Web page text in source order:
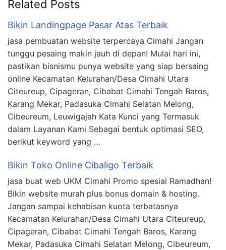
Related Posts
Bikin Landingpage Pasar Atas Terbaik
jasa pembuatan website terpercaya Cimahi Jangan
tunggu pesaing makin jauh di depan! Mulai hari ini,
pastikan bisnismu punya website yang siap bersaing
online Kecamatan Kelurahan/Desa Cimahi Utara
Citeureup, Cipageran, Cibabat Cimahi Tengah Baros,
Karang Mekar, Padasuka Cimahi Selatan Melong,
Cibeureum, Leuwigajah Kata Kunci yang Termasuk
dalam Layanan Kami Sebagai bentuk optimasi SEO,
berikut keyword yang …
Bikin Toko Online Cibaligo Terbaik
jasa buat web UKM Cimahi Promo spesial Ramadhan!
Bikin website murah plus bonus domain & hosting.
Jangan sampai kehabisan kuota terbatasnya
Kecamatan Kelurahan/Desa Cimahi Utara Citeureup,
Cipageran, Cibabat Cimahi Tengah Baros, Karang
Mekar, Padasuka Cimahi Selatan Melong, Cibeureum,